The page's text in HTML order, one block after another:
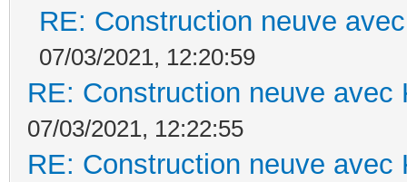
RE: Construction neuve
07/03/2021, 12:20:59
RE: Construction neuve avec
07/03/2021, 12:22:55
RE: Construction neuve avec